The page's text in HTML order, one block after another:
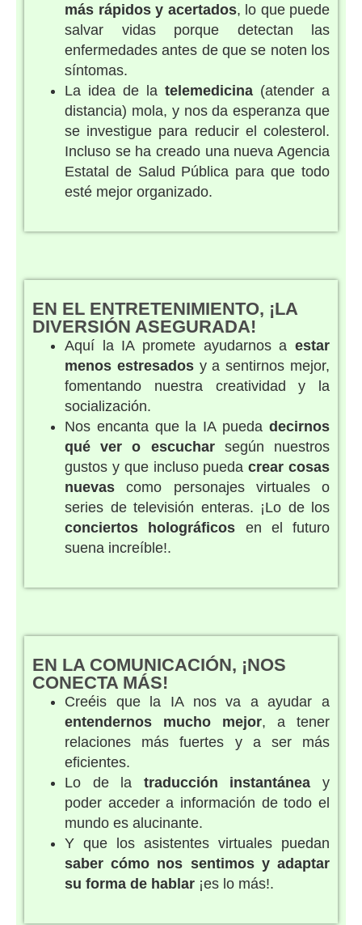
más rápidos y acertados, lo que puede
salvar vidas porque detectan las
enfermedades antes de que se noten los
síntomas.
La idea de la telemedicina (atender a
distancia) mola, y nos da esperanza que
se investigue para reducir el colesterol.
Incluso se ha creado una nueva Agencia
Estatal de Salud Pública para que todo
esté mejor organizado.
EN EL ENTRETENIMIENTO, ¡LA
DIVERSIÓN ASEGURADA!
Aquí la IA promete ayudarnos a estar
menos estresadosy a sentirnos mejor,
fomentando nuestra creatividad y la
socialización.
Nos encanta que la IA pueda decirnos
qué ver o escucharsegún nuestros
gustos y que incluso puedacrear cosas
nuevas como personajes virtuales o
series de televisión enteras. ¡Lo de los
conciertos holográficos en el futuro
suena increíble!.
EN LA COMUNICACIÓN, ¡NOS
CONECTA MÁS!
Creéis que la IA nos va a ayudar a
entendernos mucho mejor, a tener
relaciones más fuertes y a ser más
eficientes.
Lo de la traducción instantánea y
poder acceder a información de todo el
mundo es alucinante.
Y que los asistentes virtuales puedan
saber cómo nos sentimos y adaptar
su forma de hablar ¡es lo más!.